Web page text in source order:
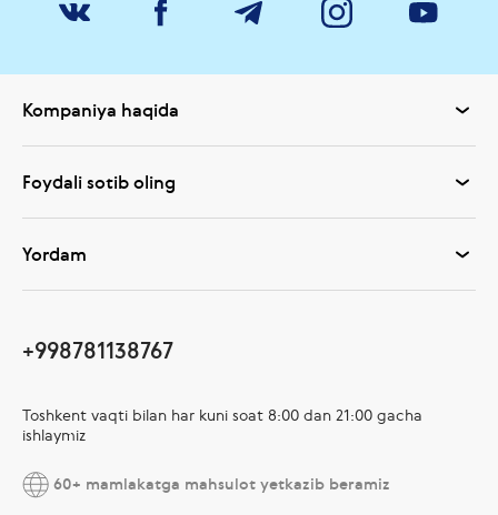
Kompaniya haqida
Foydali sotib oling
Yordam
+998781138767
Toshkent vaqti bilan har kuni soat 8:00 dan 21:00 gacha
ishlaymiz
60+ mamlakatga mahsulot yetkazib beramiz